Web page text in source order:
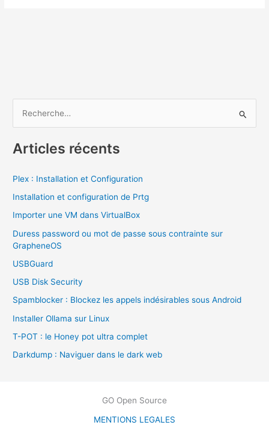
h
h
e
:
Articles récents
Plex : Installation et Configuration
Installation et configuration de Prtg
Importer une VM dans VirtualBox
Duress password ou mot de passe sous contrainte sur
GrapheneOS
USBGuard
USB Disk Security
Spamblocker : Blockez les appels indésirables sous Android
Installer Ollama sur Linux
T-POT : le Honey pot ultra complet
Darkdump : Naviguer dans le dark web
GO Open Source
MENTIONS LEGALES